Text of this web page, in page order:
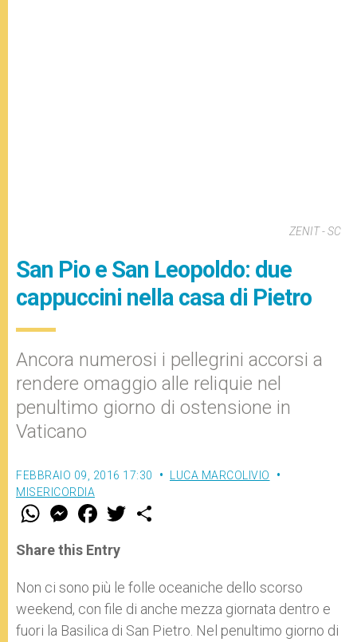
ZENIT - SC
San Pio e San Leopoldo: due
cappuccini nella casa di Pietro
Ancora numerosi i pellegrini accorsi a
rendere omaggio alle reliquie nel
penultimo giorno di ostensione in
Vaticano
FEBBRAIO 09, 2016 17:30
LUCA MARCOLIVIO
MISERICORDIA
W
t
s
p
p
M
e
s
e
g
e
r
F
a
e
b
o
k
w
r
Share this Entry
Non ci sono più le folle oceaniche dello scorso
weekend, con file di anche mezza giornata dentro e
fuori la Basilica di San Pietro. Nel penultimo giorno di